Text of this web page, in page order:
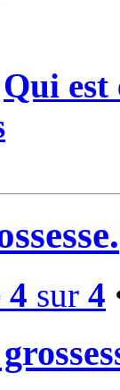
Qui est
4 sur 4